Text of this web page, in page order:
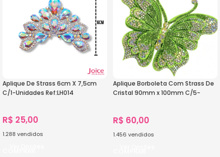
Aplique De Strass 6cm X 7,5cm
C/1-Unidades Ref:LH014
R$ 25,00
1.288 vendidos
Aplique Borboleta Com Strass De
Cristal 90mm x 100mm C/5-
R$ 60,00
1.456 vendidos